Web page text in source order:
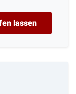
lassen